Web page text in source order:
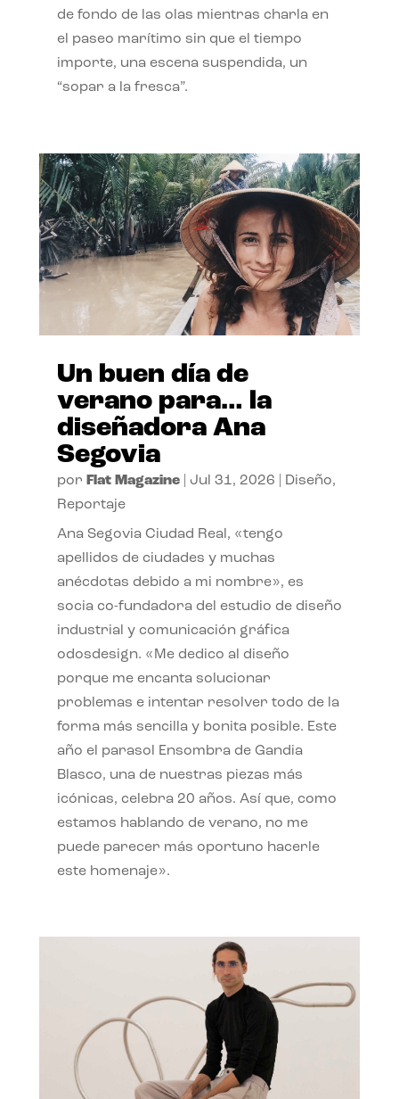
de fondo de las olas mientras charla en
el paseo marítimo sin que el tiempo
importe, una escena suspendida, un
“sopar a la fresca”.
Un buen día de
verano para… la
diseñadora Ana
Segovia
por Flat Magazine| Jul 31, 2026 Diseño,
Reportaje
Ana Segovia Ciudad Real, «tengo
apellidos de ciudades y muchas
anécdotas debido a mi nombre», es
socia co-fundadora del estudio de diseño
industrial y comunicación gráfica
odosdesign. «Me dedico al diseño
porque me encanta solucionar
problemas e intentar resolver todo de la
forma más sencilla y bonita posible. Este
año el parasol Ensombra de Gandia
Blasco, una de nuestras piezas más
icónicas, celebra 20 años. Así que, como
estamos hablando de verano, no me
puede parecer más oportuno hacerle
este homenaje».